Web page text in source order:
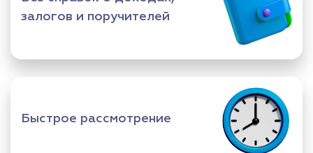
залогов и поручителей
Быстрое рассмотрение